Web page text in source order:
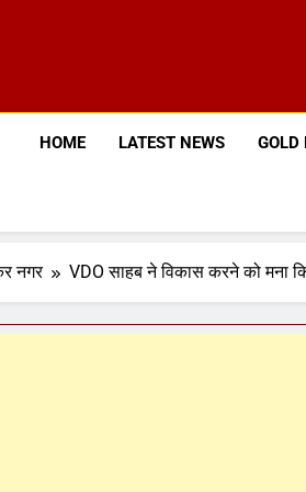
HOME LATEST NEWS GOLD
नगर VDO साहब ने विकास करने को मना